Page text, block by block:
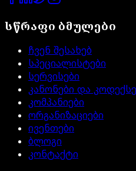
სწრაფი ბმულები
ჩვენ შესახებ
სპეციალისტები
სერვისები
კანონები და
კომპანიები
ორგანიზაციები
ივენთები
ბლოგი
კონტაქტი